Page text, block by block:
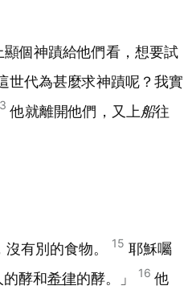
個神蹟給他們看，想要試
世代為甚麼求神蹟呢？我實
他就離開他們，又上船往
有別的食物。 15 耶穌囑
酵和希律的酵。」 16 他